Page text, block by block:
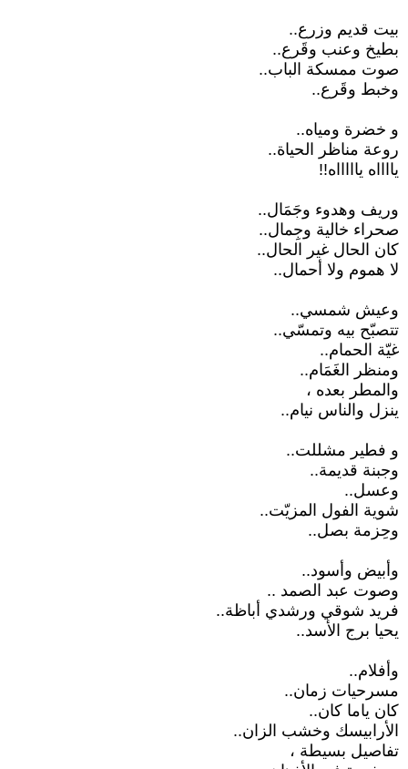
بيت قديم وزرع..
بطيخ وعنب وقَرع..
صوت ممسكة الباب..
وخبط وقَرع..
و خضرة ومياه..
روعة مناظر الحياة..
يااااه ياااااه!!
وريف وهدوء وجَمَال..
صحراء خالية وجِمال..
كان الحال غير الحال..
لا هموم ولا أحمال..
وعيش شمسي..
تتصبّح بيه وتمسّي..
غيّة الحمام..
ومنظر الغَمَام..
والمطر بعده ،
ينزل والناس نيام..
و فطير مشللت..
وجبنة قديمة..
وعسل..
شوية الفول المزيّت..
وحِزمة بصل..
وأبيض وأسود..
وصوت عبد الصمد ..
فريد شوقي ورشدي أباظة..
يحيا برج الأسد..
وأفلام..
مسرحيات زمان..
كان ياما كان..
الأرابيسك وخشب الزان..
تفاصيل بسيطة ،